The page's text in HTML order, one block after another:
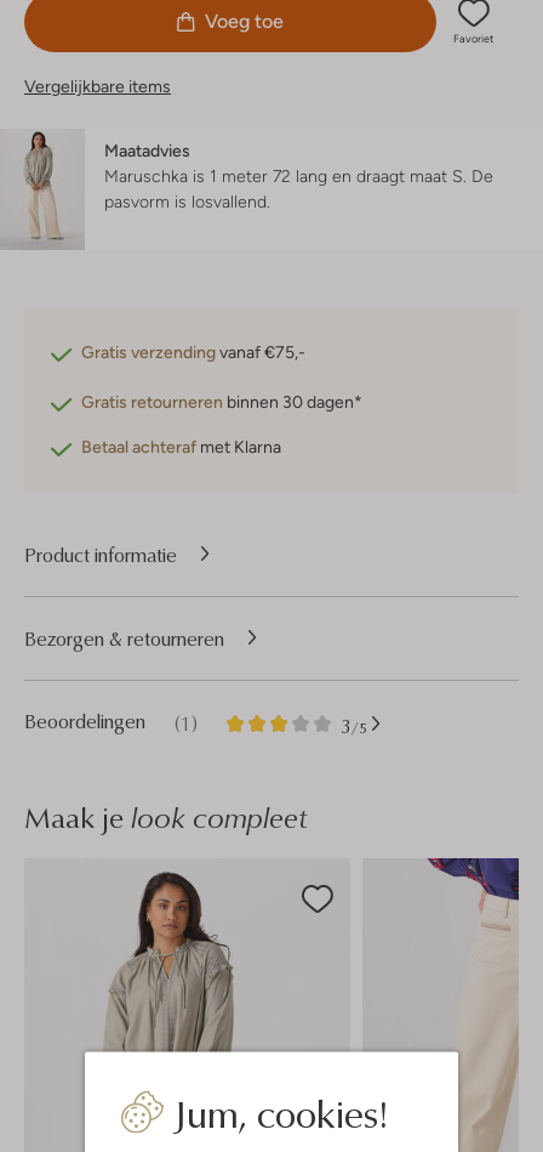
Jum, cookies!
Voeg toe
Favoriet
Vergelijkbare items
Maatadvies
Maruschka is 1 meter 72 lang en draagt maat S. De
pasvorm is losvallend
Gratis verzendingvanaf €75,-
Gratis retourneren binnen 30 dagen*
Betaal achteraf met Klarna
Product informatie
Beoordelingen (1) 3/5
1
3
Bezorgen & retourneren
Maak je look compleet